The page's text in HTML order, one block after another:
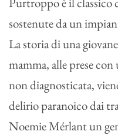
sostenute da un
La storia di una
mamma, alle prese
non diagnosticata,
delirio paranoico dai
Noemie Mérlant un